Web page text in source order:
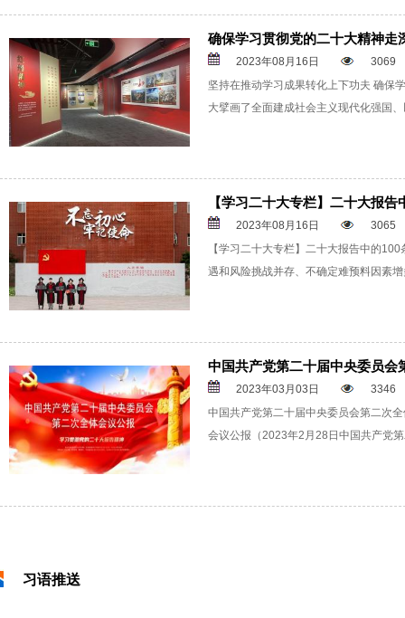
确保学习贯彻党的二十大精神走
2023年08月16日
3069
坚持在推动学习成果转化上下功夫 确
大擘画了全面建成社会主义现代化强国
【学习二十大专栏】二十大报告
2023年08月16日
3065
【学习二十大专栏】二十大报告中的
遇和风险挑战并存、不确定难预料因素
中国共产党第二十届中央委员会
2023年03月03日
3346
中国共产党第二十届中央委员会第二次
会议公报（2023年2月28日中国共产党
习语推送